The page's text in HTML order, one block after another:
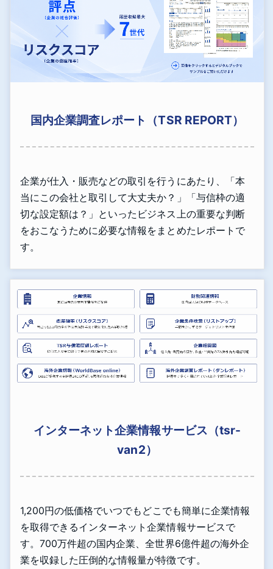
国内企業調査レポート（TSR REPORT）
企業が仕入・販売などの取引を行うにあたり、「本
当にこの会社と取引して大丈夫か？」「与信枠の適
切な設定額は？」といったビジネス上の重要な判断
をおこなうために必要な情報をまとめたレポートで
す。
インターネット企業情報サービス（tsr-
van2）
1,200円の低価格でいつでもどこでも簡単に企業情報
を取得できるインターネット企業情報サービスで
す。700万件超の国内企業、全世界6億件超の海外企
業を収録した圧倒的な情報量が特徴です。